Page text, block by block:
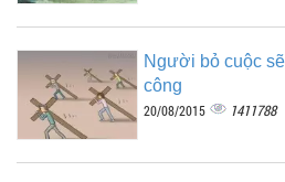
Người bỏ cuộc
công
20/08/2015 1411788